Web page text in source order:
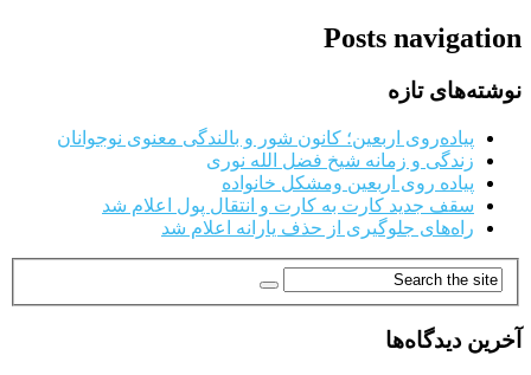
Posts navigation
نوشته‌های تازه
پیاده‌روی اربعین؛ کانون شور و بالندگی معنوی نوجوانان
زندگی و زمانه شیخ فضل الله نوری
پیاده روی اربعین ومشکل خانواده
سقف جدید کارت به کارت و انتقال پول اعلام شد
راه‌های جلوگیری از حذف یارانه اعلام شد
آخرین دیدگاه‌ها